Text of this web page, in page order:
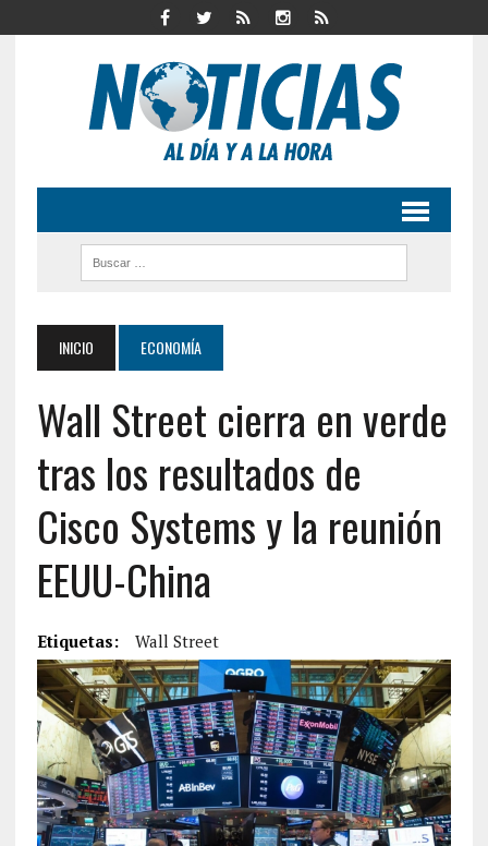
INICIO ECONOMÍA
Wall Street cierra en verde
tras los resultados de
Cisco Systems y la reunión
EEUU-China
Etiquetas: Wall Street